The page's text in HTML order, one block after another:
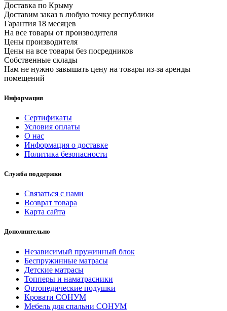
Доставка по Крыму
Доставим заказ в любую точку республики
Гарантия 18 месяцев
На все товары от производителя
Цены производителя
Цены на все товары без посредников
Собственные склады
Нам не нужно завышать цену на товары из-за аренды
помещений
Информация
Сертификаты
Условия оплаты
О нас
Информация о доставке
Политика безопасности
Служба поддержки
Связаться с нами
Возврат товара
Карта сайта
Дополнительно
Независимый пружинный блок
Беспружинные матрасы
Детские матрасы
Топперы и наматрасники
Ортопедические подушки
Кровати СОНУМ
Мебель для спальни СОНУМ